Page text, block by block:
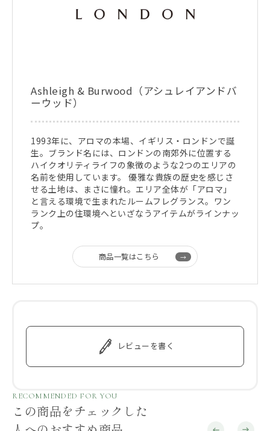
Ashleigh & Burwood（アシュレイアンドバ
ーウッド）
1993年に、アロマの本場、イギリス・ロンドンで誕
生。ブランド名には、ロンドンの南郊外に位置する
ハイクオリティライフの象徴のような2つのエリアの
名前を使用しています。 優雅な貴族の歴史を感じさ
せる土地は、まさに憧れ。エリア全体が「アロマ」
と言える環境で生まれたルームフレグランス。ワン
ランク上の住環境へといざなうアイテムがラインナッ
プ。
商品一覧はこちら
レビューを書く
RECOMMENDED FOR YOU
この商品をチェックした